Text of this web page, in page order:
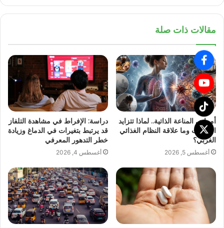
مقالات ذات صلة
أمراض المناعة الذاتية.. لماذا تتزايد
الإصابات وما علاقة النظام الغذائي
الغربي؟
أغسطس 5, 2026
دراسة: الإفراط في مشاهدة التلفاز
قد يرتبط بتغيرات في الدماغ وزيادة
خطر التدهور المعرفي
أغسطس 4, 2026